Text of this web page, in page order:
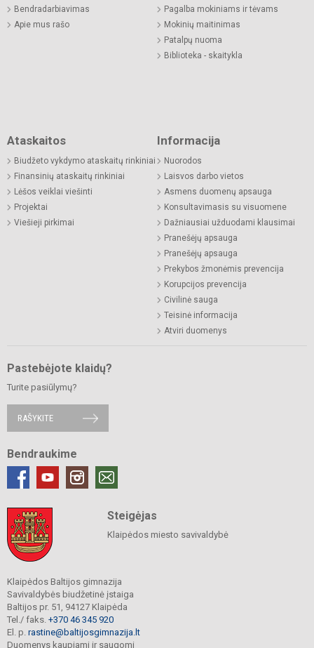
Bendradarbiavimas
Apie mus rašo
Pagalba mokiniams ir tėvams
Mokinių maitinimas
Patalpų nuoma
Biblioteka - skaitykla
Ataskaitos
Biudžeto vykdymo ataskaitų rinkiniai
Finansinių ataskaitų rinkiniai
Lėšos veiklai viešinti
Projektai
Viešieji pirkimai
Informacija
Nuorodos
Laisvos darbo vietos
Asmens duomenų apsauga
Konsultavimasis su visuomene
Dažniausiai užduodami klausimai
Pranešėjų apsauga
Pranešėjų apsauga
Prekybos žmonėmis prevencija
Korupcijos prevencija
Civilinė sauga
Teisinė informacija
Atviri duomenys
Pastebėjote klaidų?
Turite pasiūlymų?
RAŠYKITE
Bendraukime
Steigėjas
Klaipėdos miesto savivaldybė
Klaipėdos Baltijos gimnazija
Savivaldybės biudžetinė įstaiga
Baltijos pr. 51, 94127 Klaipėda
Tel./ faks. +370 46 345 920
El. p. rastine@baltijosgimnazija.lt
Duomenys kaupiami ir saugomi